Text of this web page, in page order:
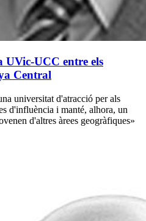
UVic-UCC entre els
Central
universitat d'atracció per als
d'influència i manté, alhora, un
d'altres àrees geogràfiques»